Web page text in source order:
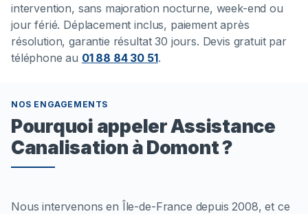
intervention, sans majoration nocturne, week-end ou
jour férié. Déplacement inclus, paiement après
résolution, garantie résultat 30 jours. Devis gratuit par
téléphone au 01 88 84 30 51.
NOS ENGAGEMENTS
Pourquoi appeler Assistance
Canalisation à Domont ?
Nous intervenons en Île-de-France depuis 2008, et ce